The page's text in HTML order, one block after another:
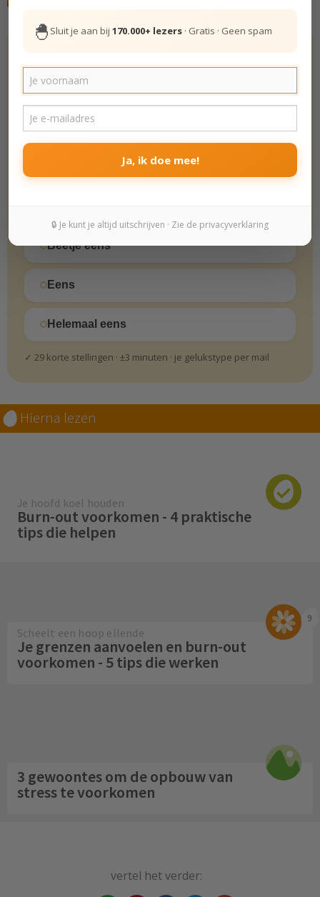
De Gelukstest
Het leven is zeer de moeite waard.
Beetje eens
Eens
Helemaal eens
✓ 29 korte stellingen · ±3 minuten · je gelukstype per mail
Hierna lezen
Je hoofd koel houden
Burn-out voorkomen - 4 praktische
tips die helpen
9
Scheelt een hoop ellende
Je grenzen aanvoelen en burn-out
voorkomen - 5 tips die werken
3 gewoontes om de opbouw van
stress te voorkomen
vertel het verder:
🐣 Sluit je aan bij 170.000+ lezers · Gratis · Geen spam
Ja, ik doe mee!
🔒 Je kunt je altijd uitschrijven · Zie de privacyverklaring